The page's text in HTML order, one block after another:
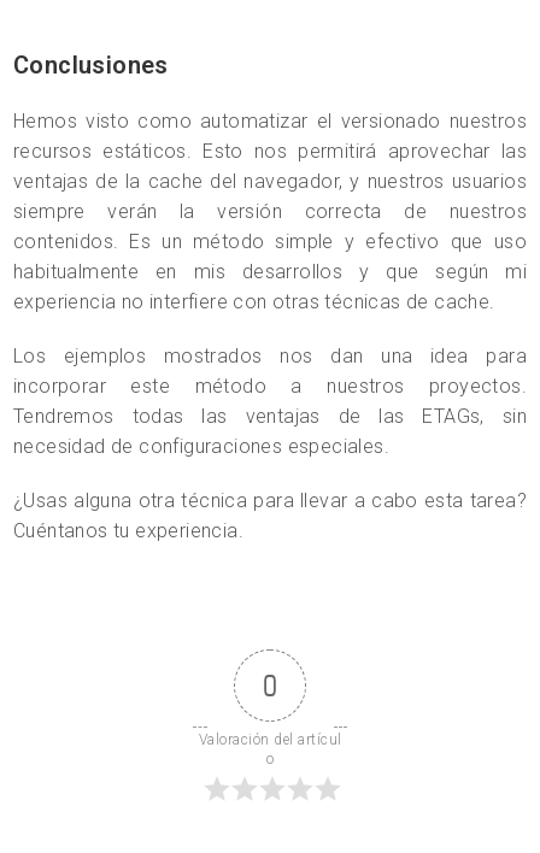
Conclusiones
Hemos visto como automatizar el versionado nuestros
recursos estáticos. Esto nos permitirá aprovechar las
ventajas de la cache del navegador, y nuestros usuarios
siempre verán la versión correcta de nuestros
contenidos. Es un método simple y efectivo que uso
habitualmente en mis desarrollos y que según mi
experiencia no interfiere con otras técnicas de cache.
Los ejemplos mostrados nos dan una idea para
incorporar este método a nuestros proyectos.
Tendremos todas las ventajas de las ETAGs, sin
necesidad de configuraciones especiales.
¿Usas alguna otra técnica para llevar a cabo esta tarea?
Cuéntanos tu experiencia.
0
Valoración del artícul
o